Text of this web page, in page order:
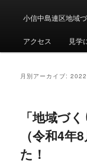
ュ
小信中島連区地域
アクセス 見学
月別アーカイブ:2022
「地域づ
（令和4年
た！